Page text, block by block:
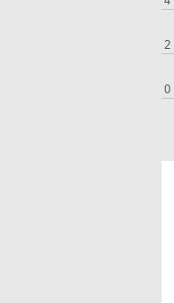
0
2